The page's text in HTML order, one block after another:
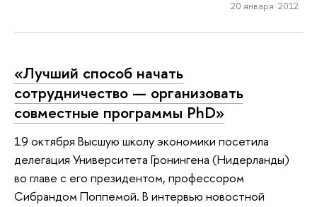
20 января 2012
«Лучший способ начать
сотрудничество — организовать
совместные программы PhD»
19 октября Высшую школу экономики посетила
делегация Университета Гронингена (Нидерланды)
во главе с его президентом, профессором
Сибрандом Поппемой. В интервью новостной